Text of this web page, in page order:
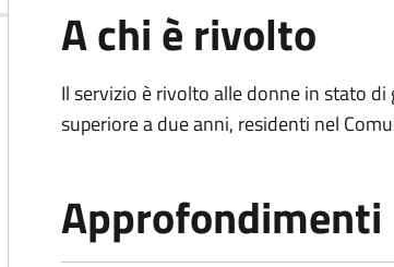
A chi è rivolto
Il servizio è rivolto alle donne in stato
superiore a due anni, residenti nel
Approfondimenti